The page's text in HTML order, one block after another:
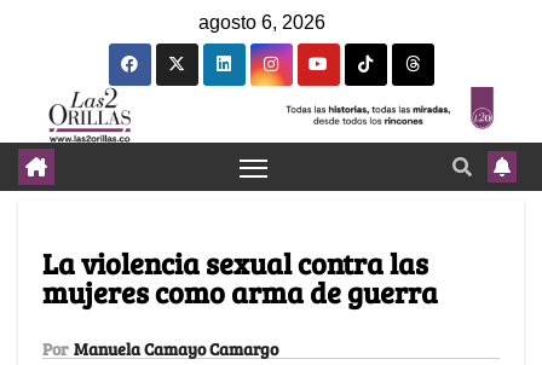
agosto 6, 2026
La violencia sexual contra las
mujeres como arma de guerra
Por Manuela Camayo Camargo